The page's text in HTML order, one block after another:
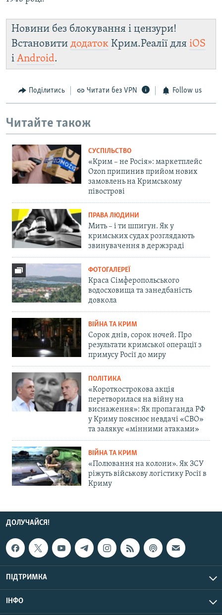
Новини без блокування і цензури!
Встановити додаток Крим.Реалії для iOS
і Android.
Поділитись Читати без VPN Follow us
Читайте також
СУСПІЛЬСТВО
«Крим – не Росія»: маркетплейс
Ozon припинив прийом нових
замовлень на Кримському
півострові
ПРАВА ЛЮДИНИ
Мить – і ти шпигун. Як у
кримських судах розглядають
звинувачення в держзраді
ФОТОГАЛЕРЕЇ
Краса Сімферопольського
водосховища та занедбаність
довкола
ВІЙНА ТА КРИМ
Сорок днів, сорок ночей. Про
результати кримської операції з
примусу Росії до миру
ПОЛІТИКА
«Короткострокова акція
перетворилася на війну на
виснаження»: Як пропаганда РФ
у Криму пояснює невдачі «СВО»
та залякує «мінними атаками»
ВІЙНА ТА КРИМ
«Полювання на колони». Як ЗСУ
ріжуть військову логістику Росії в
Криму
ДОЛУЧАЙСЯ!
ПІДТРИМКА
ІНФО